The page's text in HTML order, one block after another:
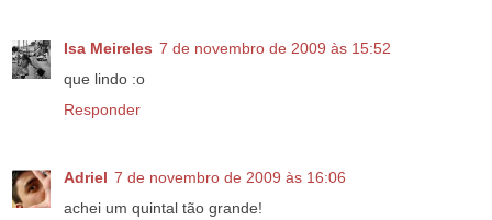
Isa Meireles 7 de novembro de 2009 às 15:52
que lindo :o
Responder
Adriel 7 de novembro de 2009 às 16:06
achei um quintal tão grande!